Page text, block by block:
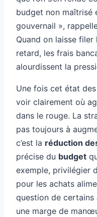
budget non maîtrisé
gouvernail »,
Quand on laisse
retard, les frais
alourdissent la
Une fois cet état
voir clairement où
dans le rouge. La
pas toujours à
c’est la réduction
précise du budget
exemple, privilégier
pour les achats
question de
une marge de